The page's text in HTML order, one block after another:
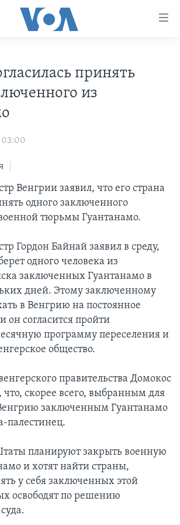
ПУТЕШЕСТВИЕ
ИСТОРИЯ
ГОРОДКИ
ФЕЙКОВ
принять
из
03:00
Венгрии заявил, что его страна
одного заключенного
тюрьмы Гуантанамо.
Гордон Байнай заявил в среду,
одного человека из
заключенных Гуантанамо в
дней. Этому заключенному
в Венгрию на постоянное
он согласится пройти
программу переселения и
общество.
правительства Домокос
что, скорее всего, выбранным для
заключенным Гуантанамо
палестинец.
планируют закрыть военную
и хотят найти страны,
у себя заключенных этой
освободят по решению